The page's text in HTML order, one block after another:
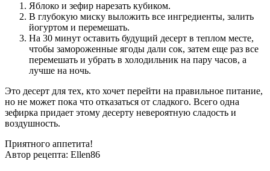
Яблоко и зефир нарезать кубиком.
В глубокую миску выложить все ингредиенты, залить
йогуртом и перемешать.
На 30 минут оставить будущий десерт в теплом месте,
чтобы замороженные ягоды дали сок, затем еще раз все
перемешать и убрать в холодильник на пару часов, а
лучше на ночь.
Это десерт для тех, кто хочет перейти на правильное питание,
но не может пока что отказаться от сладкого. Всего одна
зефирка придает этому десерту невероятную сладость и
воздушность.
Приятного аппетита!
Автор рецепта: Ellen86